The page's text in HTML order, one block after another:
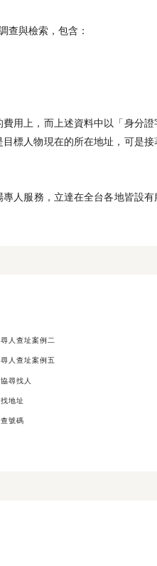
查與檢索，包含：
用上，而上述資料中以「身分
標人物現在的所在地址，可是接
人服務，立達在全台各地皆設
人查址案例二
人查址案例五
尋找人
地址
號碼